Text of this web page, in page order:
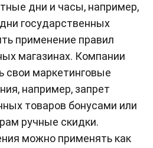
дни и часы, например,
государственных
применение правил
магазинах. Компании
свои маркетинговые
например, запрет
товаров бонусами или
ручные скидки.
можно применять как